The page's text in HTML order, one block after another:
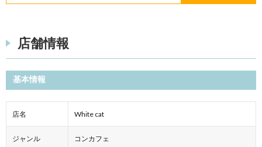
店舗情報
基本情報
店名 White cat
ジャンル コンカフェ